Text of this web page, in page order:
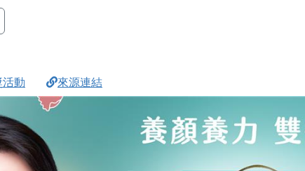
活動 來源連結